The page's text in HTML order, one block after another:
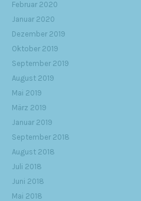
Februar 2020
Januar 2020
Dezember 2019
Oktober 2019
September 2019
August 2019
Mai 2019
März 2019
Januar 2019
September 2018
August 2018
Juli 2018
Juni 2018
Mai 2018